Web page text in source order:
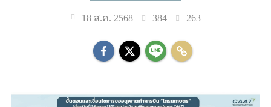
18 ส.ค. 2568 384 263